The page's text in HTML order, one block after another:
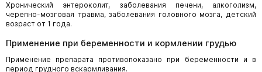
Хронический энтероколит, заболевания печени, алкоголизм,
черепно-мозговая травма, заболевания головного мозга, детский
возраст от 1 года.
Применение при беременности и кормлении грудью
Применение препарата противопоказано при беременности и в
период грудного вскармливания.